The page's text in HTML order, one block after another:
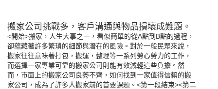
搬家公司挑戰多，客戶溝通與物品損壞成難題。
<開始>搬家，人生大事之一，看似簡單的從A點到B點的過程，
卻蘊藏著許多繁瑣的細節與潛在的風險。對於一般民眾來說，
搬家往往意味著打包，搬運，整理等一系列勞心勞力的工作，
而選擇一家專業可靠的搬家公司則能有效減輕這些負擔。然
而，市面上的搬家公司良莠不齊，如何找到一家值得信賴的搬
家公司，成為了許多人搬家前的首要課題。<第一段結束><第二